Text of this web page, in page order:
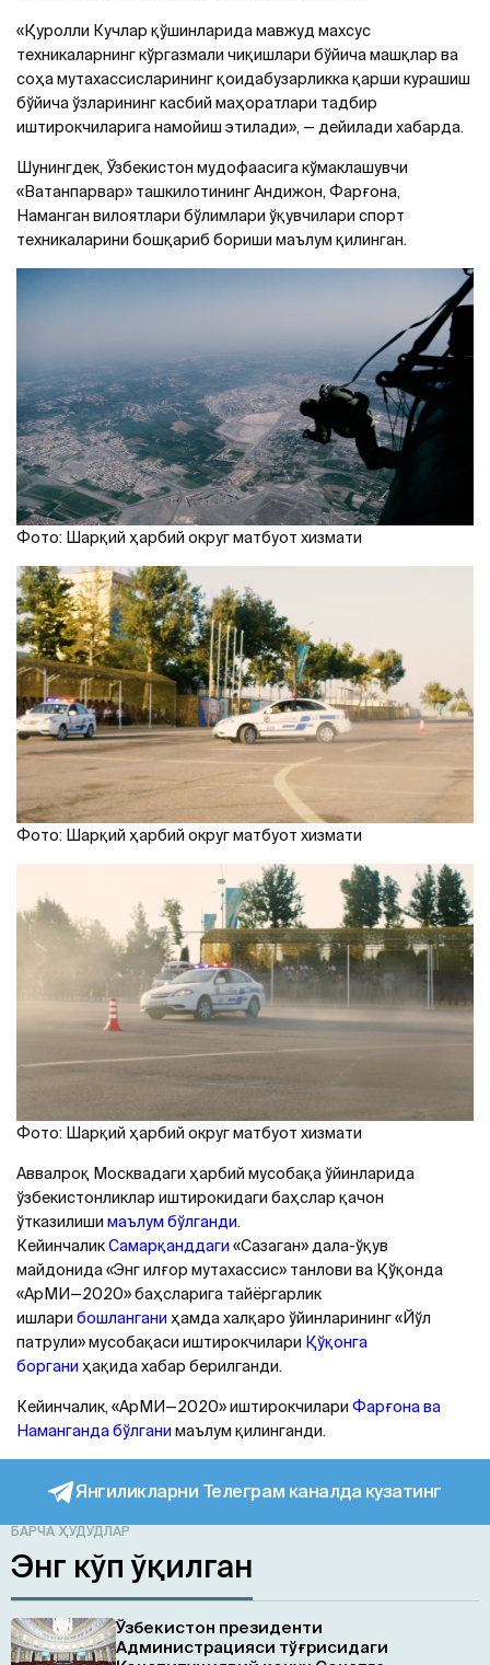
«Қуролли Кучлар қўшинларида мавжуд махсус
техникаларнинг кўргазмали чиқишлари бўйича машқлар ва
соҳа мутахассисларининг қоидабузарликка қарши курашиш
бўйича ўзларининг касбий маҳоратлари тадбир
иштирокчиларига намойиш этилади», — дейилади хабарда.
Шунингдек, Ўзбекистон мудофаасига кўмаклашувчи
«Ватанпарвар» ташкилотининг Андижон, Фарғона,
Наманган вилоятлари бўлимлари ўқувчилари спорт
техникаларини бошқариб бориши маълум қилинган.
Фото: Шарқий ҳарбий округ матбуот хизмати
Фото: Шарқий ҳарбий округ матбуот хизмати
Фото: Шарқий ҳарбий округ матбуот хизмати
Аввалроқ Москвадаги ҳарбий мусобақа ўйинларида
ўзбекистонликлар иштирокидаги баҳслар қачон
ўтказилиши маълум бўлганди.
КейинчаликСамарқанддаги «Сазаган» дала-ўқув
майдонида «Энг илғор мутахассис» танлови ва Қўқонда
«АрМИ—2020» баҳсларига тайёргарлик
ишлари бошлангани ҳамда халқаро ўйинларининг «Йўл
патрули» мусобақаси иштирокчилари Қўқонга
боргани ҳақида хабар берилганди.
Кейинчалик, «АрМИ—2020» иштирокчилари Фарғона ва
Наманганда бўлгани маълум қилинганди.
Янгиликларни Телеграм каналда кузатинг
БАРЧА ҲУДУДЛАР
Энг кўп ўқилган
Ўзбекистон президенти
Администрацияси тўғрисидаги